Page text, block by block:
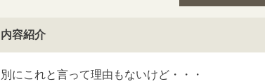
内容紹介
別にこれと言って理由もないけど・・・